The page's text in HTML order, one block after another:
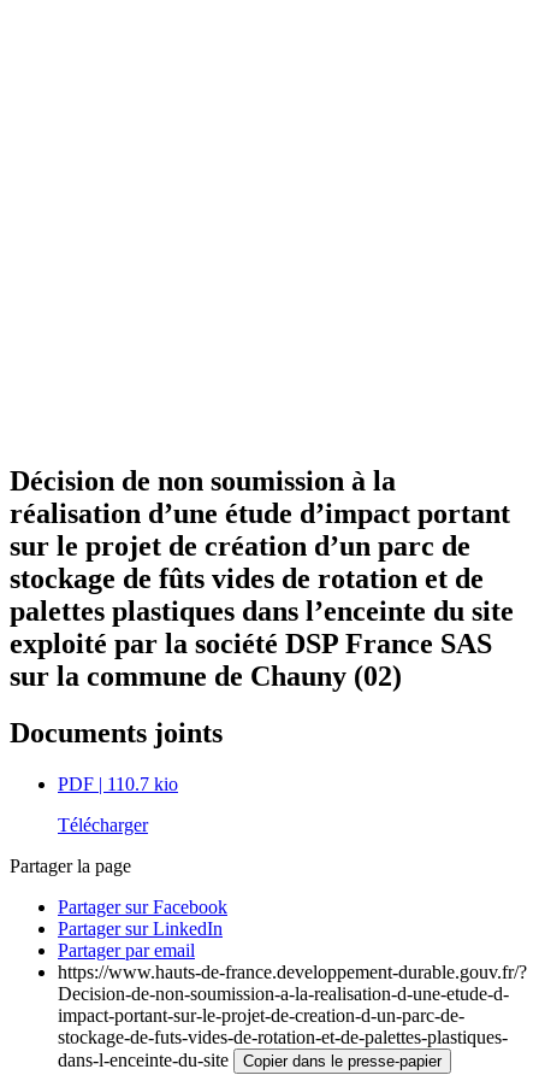
Décision de non soumission à la
réalisation d’une étude d’impact portant
sur le projet de création d’un parc de
stockage de fûts vides de rotation et de
palettes plastiques dans l’enceinte du site
exploité par la société DSP France SAS
sur la commune de Chauny (02)
Documents joints
PDF | 110.7 kio
Télécharger
Partager la page
Partager sur Facebook
Partager sur LinkedIn
Partager par email
https://www.hauts-de-france.developpement-durable.gouv.fr/?
Decision-de-non-soumission-a-la-realisation-d-une-etude-d-
impact-portant-sur-le-projet-de-creation-d-un-parc-de-
stockage-de-futs-vides-de-rotation-et-de-palettes-plastiques-
dans-l-enceinte-du-site
Copier dans le presse-papier